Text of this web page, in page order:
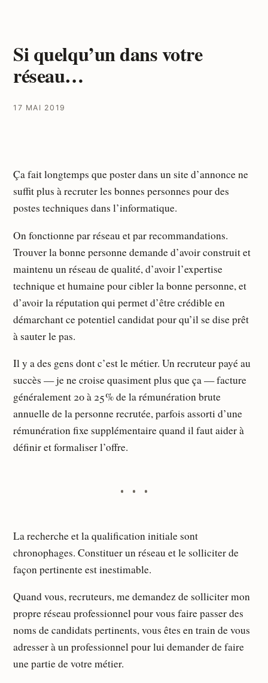
Si quelqu’un dans votre
réseau…
17 MAI 2019
Ça fait longtemps que poster dans un site d’annonce ne
suffit plus à recruter les bonnes personnes pour des
postes techniques dans l’informatique.
On fonctionne par réseau et par recommandations.
Trouver la bonne personne demande d’avoir construit et
maintenu un réseau de qualité, d’avoir l’expertise
technique et humaine pour cibler la bonne personne, et
d’avoir la réputation qui permet d’être crédible en
démarchant ce potentiel candidat pour qu’il se dise prêt
à sauter le pas.
Il y a des gens dont c’est le métier. Un recruteur payé au
succès — je ne croise quasiment plus que ça — facture
généralement 20 à 25 % de la rémunération brute
annuelle de la personne recrutée, parfois assorti d’une
rémunération fixe supplémentaire quand il faut aider à
définir et formaliser l’offre.
La recherche et la qualification initiale sont
chronophages. Constituer un réseau et le solliciter de
façon pertinente est inestimable.
Quand vous, recruteurs, me demandez de solliciter mon
propre réseau professionnel pour vous faire passer des
noms de candidats pertinents, vous êtes en train de vous
adresser à un professionnel pour lui demander de faire
une partie de votre métier.